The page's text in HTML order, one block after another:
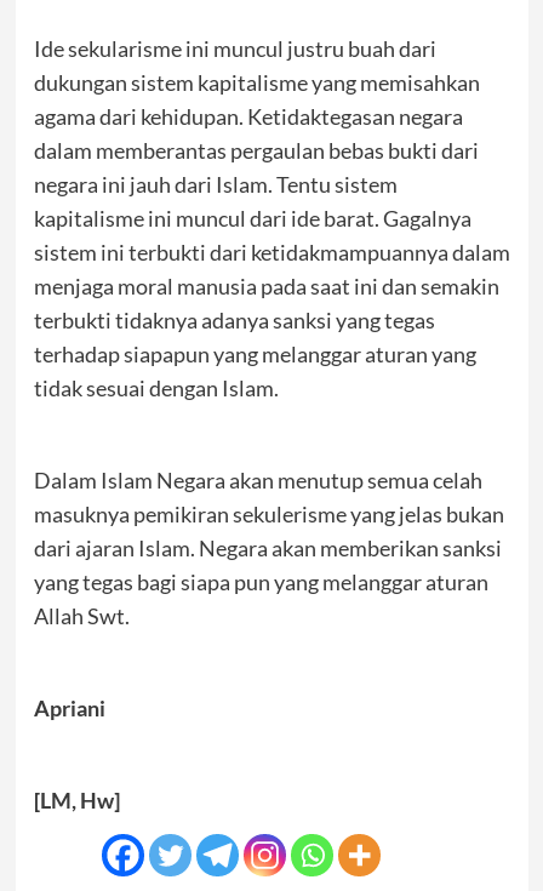
Ide sekularisme ini muncul justru buah dari
dukungan sistem kapitalisme yang memisahkan
agama dari kehidupan. Ketidaktegasan negara
dalam memberantas pergaulan bebas bukti dari
negara ini jauh dari Islam. Tentu sistem
kapitalisme ini muncul dari ide barat. Gagalnya
sistem ini terbukti dari ketidakmampuannya dalam
menjaga moral manusia pada saat ini dan semakin
terbukti tidaknya adanya sanksi yang tegas
terhadap siapapun yang melanggar aturan yang
tidak sesuai dengan Islam.
Dalam Islam Negara akan menutup semua celah
masuknya pemikiran sekulerisme yang jelas bukan
dari ajaran Islam. Negara akan memberikan sanksi
yang tegas bagi siapa pun yang melanggar aturan
Allah Swt.
Apriani
[LM, Hw]